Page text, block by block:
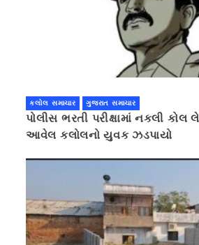
કલોલ સમાચાર ગુજરાત સમાચાર
પોલીસ ભરતી પરીક્ષામાં નકલી કોલ
આવેલ કલોલનો યુવક ઝડપાયો